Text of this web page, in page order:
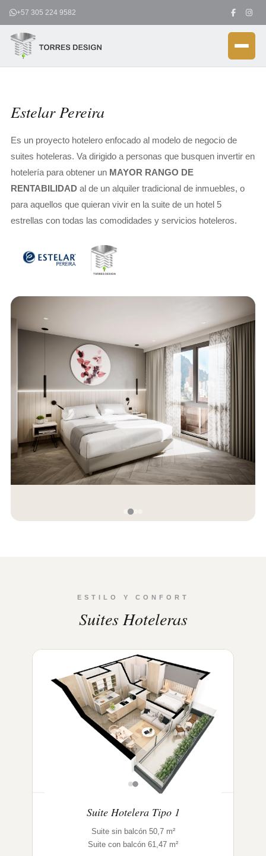
contenido
+57 305 224 9582
Estelar Pereira
Es un proyecto hotelero enfocado al modelo de negocio de
suites hoteleras. Va dirigido a personas que busquen invertir en
hotelería para obtener un MAYOR RANGO DE
RENTABILIDAD al de un alquiler tradicional de inmuebles, o
para aquellos que quieran vivir en la suite de un hotel 5
estrellas con todas las comodidades y servicios hoteleros.
ESTILO Y CONFORT
Suites Hoteleras
Suite Hotelera Tipo 1
Suite sin balcón 50,7 m²
Suite con balcón 61,47 m²